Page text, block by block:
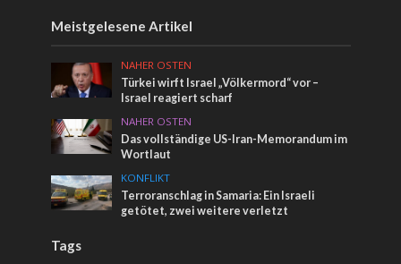
Meistgelesene Artikel
NAHER OSTEN
Türkei wirft Israel „Völkermord“ vor –
Israel reagiert scharf
NAHER OSTEN
Das vollständige US-Iran-Memorandum im
Wortlaut
KONFLIKT
Terroranschlag in Samaria: Ein Israeli
getötet, zwei weitere verletzt
Tags